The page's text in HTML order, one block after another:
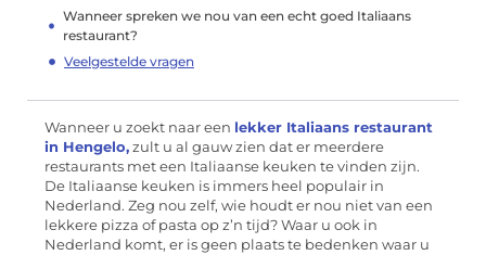
Wanneer spreken we nou van een echt goed Italiaans
restaurant?
Veelgestelde vragen
Wanneer u zoekt naar een lekker Italiaans restaurant
in Hengelo, zult u al gauw zien dat er meerdere
restaurants met een Italiaanse keuken te vinden zijn.
De Italiaanse keuken is immers heel populair in
Nederland. Zeg nou zelf, wie houdt er nou niet van een
lekkere pizza of pasta op z’n tijd? Waar u ook in
Nederland komt, er is geen plaats te bedenken waar u